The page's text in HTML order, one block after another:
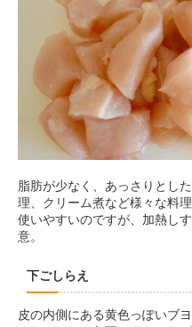
脂肪が少なく、あっさりとし
理、クリーム煮など様々な料
使いやすいのですが、加熱し
意。
下ごしらえ
皮の内側にある黄色っぽいブ